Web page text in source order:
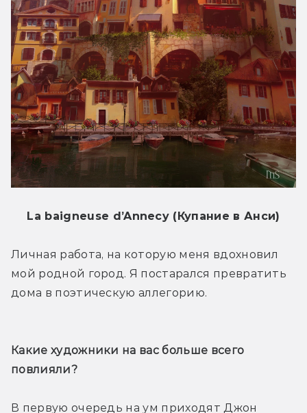
La baigneuse d’Annecy (Купание в Анси)
Личная работа, на которую меня вдохновил
мой родной город. Я постарался превратить
дома в поэтическую аллегорию.
Какие художники на вас больше всего
повлияли?
В первую очередь на ум приходят Джон